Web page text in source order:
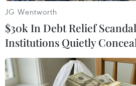
khiến bé gái sinh năm 2018 tử
người mẹ sinh năm 1994 bị
JG Wentworth
$30k In Debt Relief
Institutions Quietly